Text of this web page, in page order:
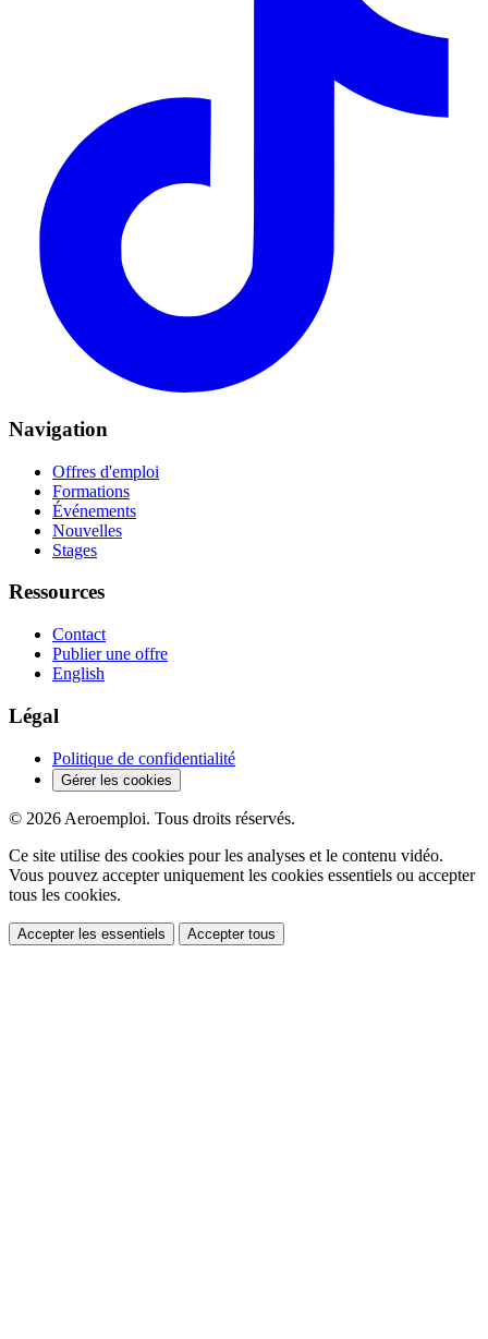
Navigation
Offres d'emploi
Formations
Événements
Nouvelles
Stages
Ressources
Contact
Publier une offre
English
Légal
Politique de confidentialité
Gérer les cookies
© 2026 Aeroemploi. Tous droits réservés.
Ce site utilise des cookies pour les analyses et le contenu vidéo.
Vous pouvez accepter uniquement les cookies essentiels ou accepter
tous les cookies.
Accepter les essentiels Accepter tous